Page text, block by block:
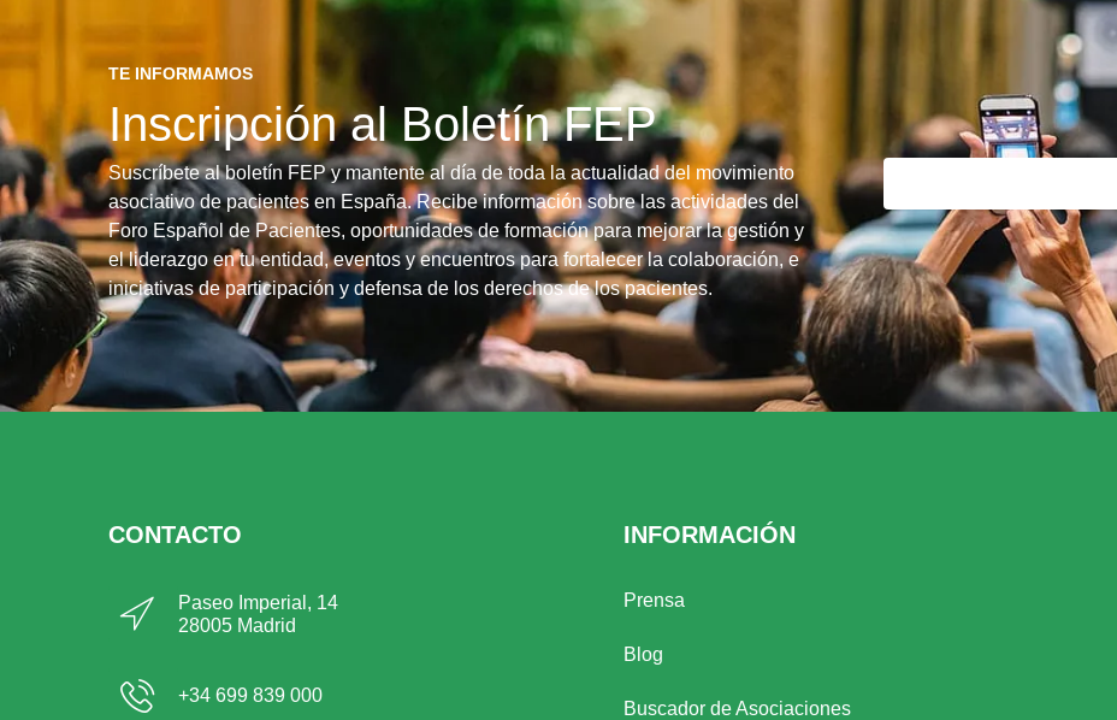
TE INFORMAMOS
Inscripción al Boletín FEP
Suscríbete al boletín FEP y mantente al día de toda la actualidad del movimiento
asociativo de pacientes en España. Recibe información sobre las actividades del
Foro Español de Pacientes, oportunidades de formación para mejorar la gestión y
el liderazgo en tu entidad, eventos y encuentros para fortalecer la colaboración, e
iniciativas de participación y defensa de los derechos de los pacientes.
CONTACTO
Paseo Imperial, 14
28005 Madrid
+34 699 839 000
INFORMACIÓN
Prensa
Blog
Buscador de Asociaciones